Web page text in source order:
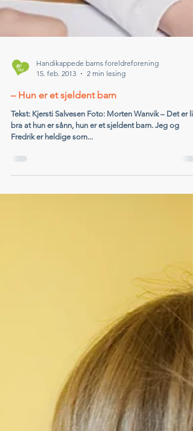
15. feb. 2013
2 min lesing
– Hun er et sjeldent barn
Tekst: Kjersti Salvesen Foto: Morten Wanvik – Det er litt
Fredrik er heldige som...